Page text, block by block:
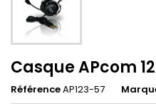
Casque APcom
RéférenceAP123-57